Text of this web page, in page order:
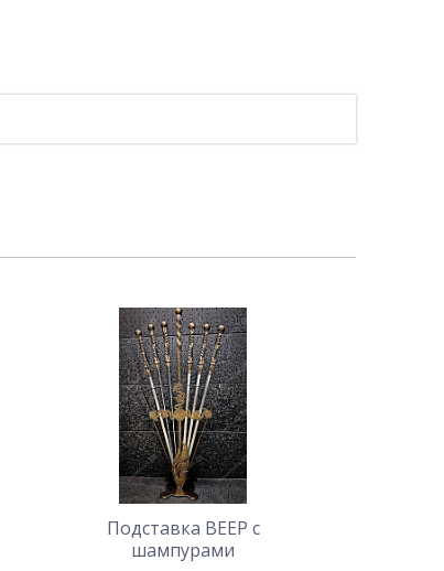
Подставка ВЕЕР с
шампурами